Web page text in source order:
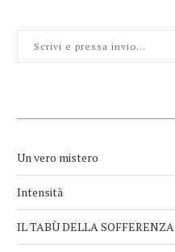
Un vero mistero
Intensità
IL TABÙ DELLA SOFFERENZA